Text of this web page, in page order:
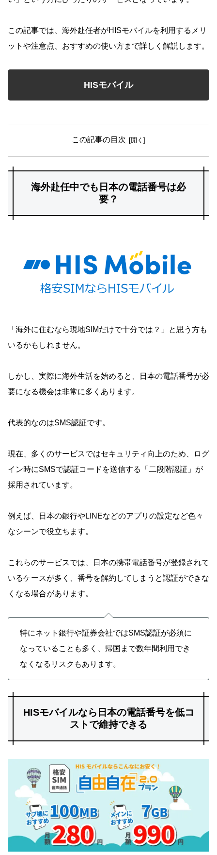
この記事では、海外赴任者がHISモバイルを利用するメリ
ットや注意点、おすすめの使い方まで詳しく解説します。
HISモバイル
この記事の目次
海外赴任中でも日本の電話番号は必
要？
「海外に住むなら現地SIMだけで十分では？」と思う方も
いるかもしれません。
しかし、実際に海外生活を始めると、日本の電話番号が必
要になる機会は非常に多くあります。
代表的なのはSMS認証です。
現在、多くのサービスではセキュリティ向上のため、ログ
イン時にSMSで認証コードを送信する「二段階認証」が
採用されています。
例えば、日本の銀行やLINEなどのアプリの設定など色々
なシーンで役立ちます。
これらのサービスでは、日本の携帯電話番号が登録されて
いるケースが多く、番号を解約してしまうと認証ができな
くなる場合があります。
特にネット銀行や証券会社ではSMS認証が必須に
なっていることも多く、帰国まで数年間利用でき
なくなるリスクもあります。
HISモバイルなら日本の電話番号を低コ
ストで維持できる